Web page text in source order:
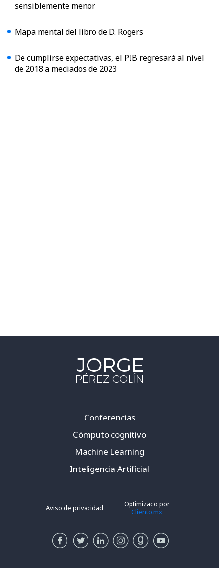
sensiblemente menor
Mapa mental del libro de D. Rogers
De cumplirse expectativas, el PIB regresará al nivel
de 2018 a mediados de 2023
Conferencias
Cómputo cognitivo
Machine Learning
Inteligencia Artificial
Aviso de privacidad
Optimizado por
Cliento.mx